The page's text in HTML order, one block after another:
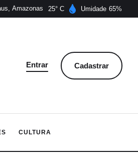
Amazonas 25 Umidade 65
Entrar Cadastrar
CULTURA